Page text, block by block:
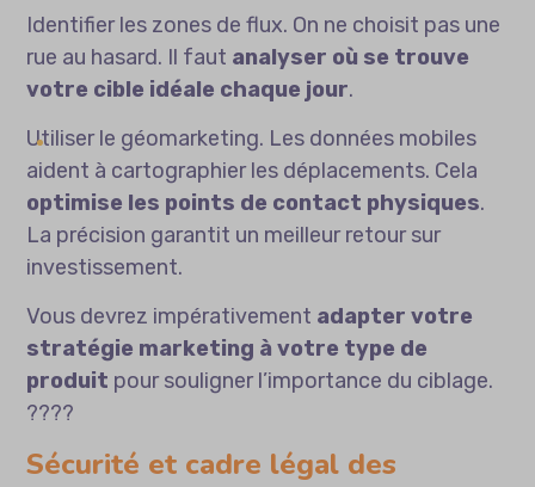
Identifier les zones de flux. On ne choisit pas une
rue au hasard. Il faut analyser où se trouve
votre cible idéale chaque jour.
Utiliser le géomarketing. Les données mobiles
aident à cartographier les déplacements. Cela
optimise les points de contact physiques.
La précision garantit un meilleur retour sur
investissement.
Vous devrez impérativement adapter votre
stratégie marketing à votre type de
produit pour souligner l’importance du ciblage.
????
Sécurité et cadre légal des